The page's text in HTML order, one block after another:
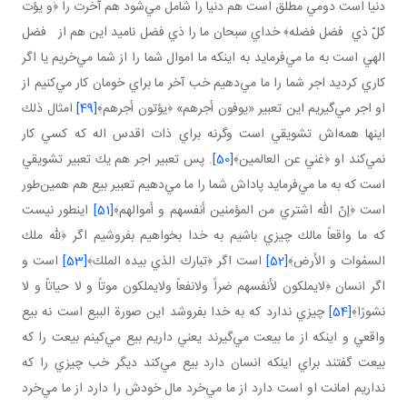
دنيا است دومي مطلق است هم دنيا را شامل مي‌شود هم آخرت را ﴿و يؤت
كلّ ذي فضل فضله﴾ خداي سبحان ما را ذي فضل ناميد اين هم از فضل
الهي است به ما مي‌فرمايد به اينكه ما اموال شما را از شما مي‌خريم يا اگر
كاري كرديد اجر شما را ما مي‌دهيم خب آخر ما براي خومان كار مي‌كنيم از
او اجر مي‌گيريم اين تعبير «يوفون أجرهم» ﴿يؤتون أجرهم﴾[49]
امثال ذلك
اينها همه‌اش تشويقي است وگرنه براي ذات اقدس اله كه كسي كار
نمي‌كند او ﴿غني عن العالمين﴾[50]
. پس تعبير اجر هم يك تعبير تشويقي
است كه به ما مي‌فرمايد پاداش شما را ما مي‌دهيم تعبير بيع هم همين‌طور
است ﴿إنّ الله اشتري من المؤمنين أنفسهم و أموالهم﴾[51]
اينطور نيست
كه ما واقعاً مالك چيزي باشيم به خدا بخواهيم بفروشيم اگر ﴿لله ملك
السمٰوات و الأرض﴾[52] است اگر ﴿تبارك الذي بيده الملك﴾[53]
است و
اگر انسان ﴿لايملكون لأنفسهم ضراً ولانفعاً ولايملكون موتاً و لا حياتاً و لا
نشورًا﴾[54]
چيزي ندارد كه به خدا بفروشد اين صورة البيع است نه بيع
واقعي و اينكه از ما بيعت مي‌گيرند يعني داريم بيع مي‌كينم بيعت را كه
بيعت گفتند براي اينكه انسان دارد بيع مي‌كند ديگر خب چيزي را كه
نداريم امانت او است دارد از ما مي‌خرد مال خودش را دارد از ما مي‌خرد